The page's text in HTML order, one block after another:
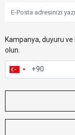
Kampanya, duyuru
olun.